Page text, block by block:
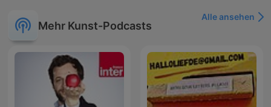
Mehr Kunst-Podcasts
Alle ansehen